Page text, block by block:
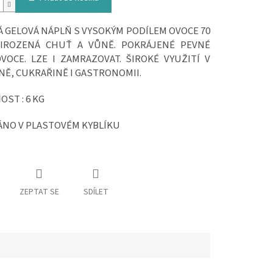
GELOVÁ NÁPLŇ S VYSOKÝM PODÍLEM OVOCE 70
CHUŤ A VŮNĚ. POKRÁJENÉ PEVNÉ
LZE I ZAMRAZOVAT. ŠIROKÉ VYUŽITÍ V
CUKRAŘINĚ I GASTRONOMII.
: 6 KG
V PLASTOVÉM KYBLÍKU
ZEPTAT SE SDÍLET